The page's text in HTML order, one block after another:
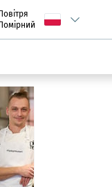
Повітря
Wrocławiu
Помірний Wybierz język